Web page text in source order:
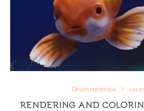
Dessin numérique Les
RENDERING AND